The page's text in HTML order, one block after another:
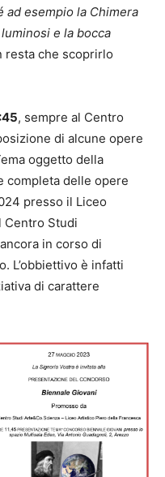
ad esempio la Chimera
e la bocca
resta che scoprirlo
, sempre al Centro
di alcune opere
oggetto della
completa delle opere
presso il Liceo
Centro Studi
in corso di
L’obbiettivo è infatti
di carattere